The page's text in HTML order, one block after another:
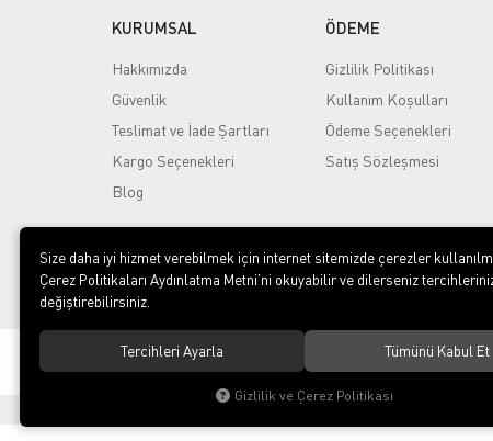
KURUMSAL
Hakkımızda
Güvenlik
Teslimat ve İade Şartları
Kargo Seçenekleri
Blog
ÖDEME
Gizlilik Politikası
Kullanım Koşulları
Ödeme Seçenekleri
Satış Sözleşmesi
© 2020Rekor Müzik
Size daha iyi hizmet verebilmek için internet sitemizde çerezler
Çerez Politikaları Aydınlatma Metni’ni okuyabilir ve dilerseniz
değiştirebilirsiniz.
Tercihleri Ayarla Tümünü Kabul Et
Gizlilik ve Çerez Politikası